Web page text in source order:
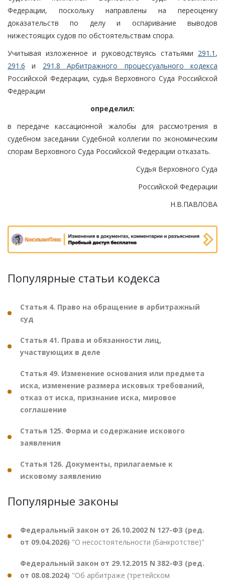
Федерации, поскольку направлены на переоценку
доказательств по делу и оспаривание выводов
нижестоящих судов по обстоятельствам спора.
Учитывая изложенное и руководствуясь статьями 291.1 ,
291.6 и 291.8 Арбитражного процессуального кодекса
Российской Федерации, судья Верховного Суда Российской
Федерации
определил:
в передаче кассационной жалобы для рассмотрения в
судебном заседании Судебной коллегии по экономическим
спорам Верховного Суда Российской Федерации отказать.
Судья Верховного Суда
Российской Федерации
Н.В.ПАВЛОВА
Популярные статьи кодекса
Статья 4. Право на обращение в арбитражный
суд
Статья 41. Права и обязанности лиц,
участвующих в деле
Статья 49. Изменение основания или предмета
иска, изменение размера исковых требований,
отказ от иска, признание иска, мировое
соглашение
Статья 125. Форма и содержание искового
заявления
Статья 126. Документы, прилагаемые к
исковому заявлению
Популярные законы
Федеральный закон от 26.10.2002 N 127-ФЗ (ред.
от 09.04.2026) "О несостоятельности (банкротстве)"
Федеральный закон от 29.12.2015 N 382-ФЗ (ред.
от 08.08.2024) "Об арбитраже (третейском